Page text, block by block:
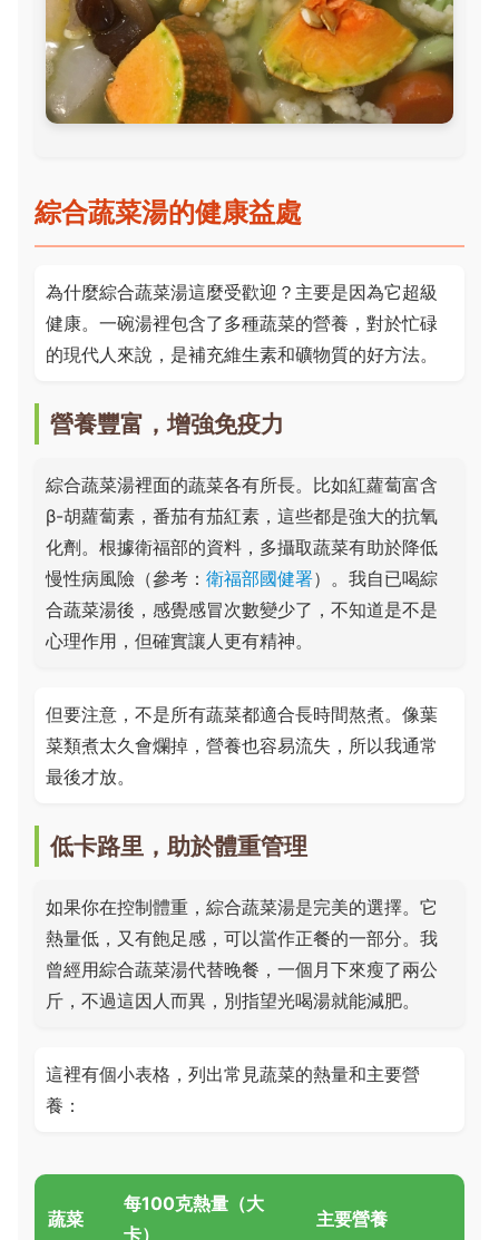
綜合蔬菜湯的健康益處
為什麼綜合蔬菜湯這麼受歡迎？主要是因為它超級
健康。一碗湯裡包含了多種蔬菜的營養，對於忙碌
的現代人來說，是補充維生素和礦物質的好方法。
營養豐富，增強免疫力
綜合蔬菜湯裡面的蔬菜各有所長。比如紅蘿蔔富含
β-胡蘿蔔素，番茄有茄紅素，這些都是強大的抗氧
化劑。根據衛福部的資料，多攝取蔬菜有助於降低
慢性病風險（參考： 衛福部國健署）。我自已喝綜
合蔬菜湯後，感覺感冒次數變少了，不知道是不是
心理作用，但確實讓人更有精神。
但要注意，不是所有蔬菜都適合長時間熬煮。像葉
菜類煮太久會爛掉，營養也容易流失，所以我通常
最後才放。
低卡路里，助於體重管理
如果你在控制體重，綜合蔬菜湯是完美的選擇。它
熱量低，又有飽足感，可以當作正餐的一部分。我
曾經用綜合蔬菜湯代替晚餐，一個月下來瘦了兩公
斤，不過這因人而異，別指望光喝湯就能減肥。
這裡有個小表格，列出常見蔬菜的熱量和主要營
養：
蔬菜
每100克熱量（大
卡）
主要營養